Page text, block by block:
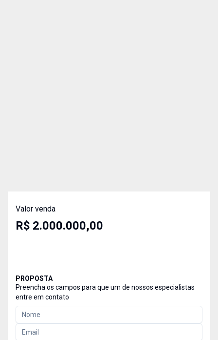
Valor venda
R$ 2.000.000,00
PROPOSTA
Preencha os campos para que um de nossos especialistas
entre em contato